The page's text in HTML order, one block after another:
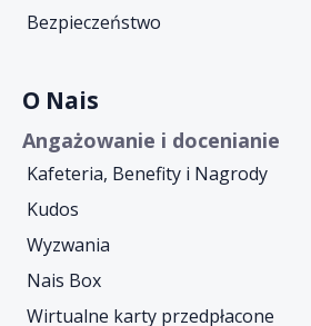
Bezpieczeństwo
O Nais
Angażowanie i docenianie
Kafeteria, Benefity i Nagrody
Kudos
Wyzwania
Nais Box
Wirtualne karty przedpłacone